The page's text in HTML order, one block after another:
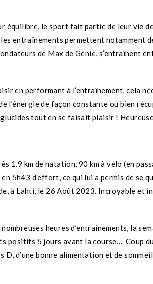
équilibre, le sport fait partie de leur vie
entraînements permettent notamment
de Max de Génie, s’entraînent
en performant à l’entraînement, cela
l’énergie de façon constante ou bien
tout en se faisait plaisir !
1.9 km de natation, 90 km à vélo (en
5h43 d’effort, ce qui lui a permis de se
à Lahti, le 26 Août 2023. Incroyable et
heures d’entrainements, la
positifs 5 jours avant la course… Coup
d’une bonne alimentation et de